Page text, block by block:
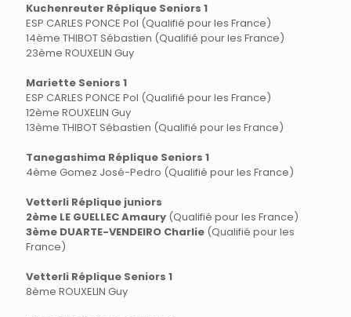
Kuchenreuter Réplique Seniors 1
ESP CARLES PONCE Pol (Qualifié pour les France)
14ème THIBOT Sébastien (Qualifié pour les France)
23ème ROUXELIN Guy
Mariette Seniors 1
ESP CARLES PONCE Pol (Qualifié pour les France)
12ème ROUXELIN Guy
13ème THIBOT Sébastien (Qualifié pour les France)
Tanegashima Réplique Seniors 1
4ème Gomez José-Pedro (Qualifié pour les France)
Vetterli Réplique juniors
2ème LE GUELLEC Amaury (Qualifié pour les France)
3ème DUARTE-VENDEIRO Charlie (Qualifié pour les
France)
Vetterli Réplique Seniors 1
8ème ROUXELIN Guy